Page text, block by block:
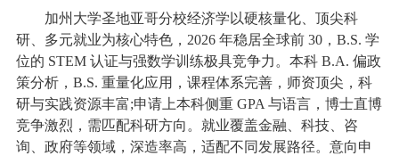
加州大学圣地亚哥分校经济学以硬核量化、顶尖科
研、多元就业为核心特色，2026 年稳居全球前 30，B.S. 学
位的 STEM 认证与强数学训练极具竞争力。本科 B.A. 偏政
策分析，B.S. 重量化应用，课程体系完善，师资顶尖，科
研与实践资源丰富;申请上本科侧重 GPA 与语言，博士直博
竞争激烈，需匹配科研方向。就业覆盖金融、科技、咨
询、政府等领域，深造率高，适配不同发展路径。意向申